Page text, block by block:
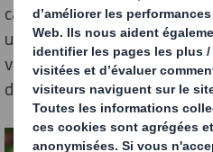
carton temporaires.
utilisé dans ces supports
vie, ils ne peuvent pas être
durable.